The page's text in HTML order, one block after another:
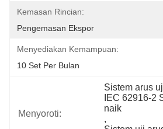
Kemasan Rincian:
Pengemasan Ekspor
Menyediakan Kemampuan:
10 Set Per Bulan
Menyoroti:
Sistem arus
IEC 62916-2
naik
,